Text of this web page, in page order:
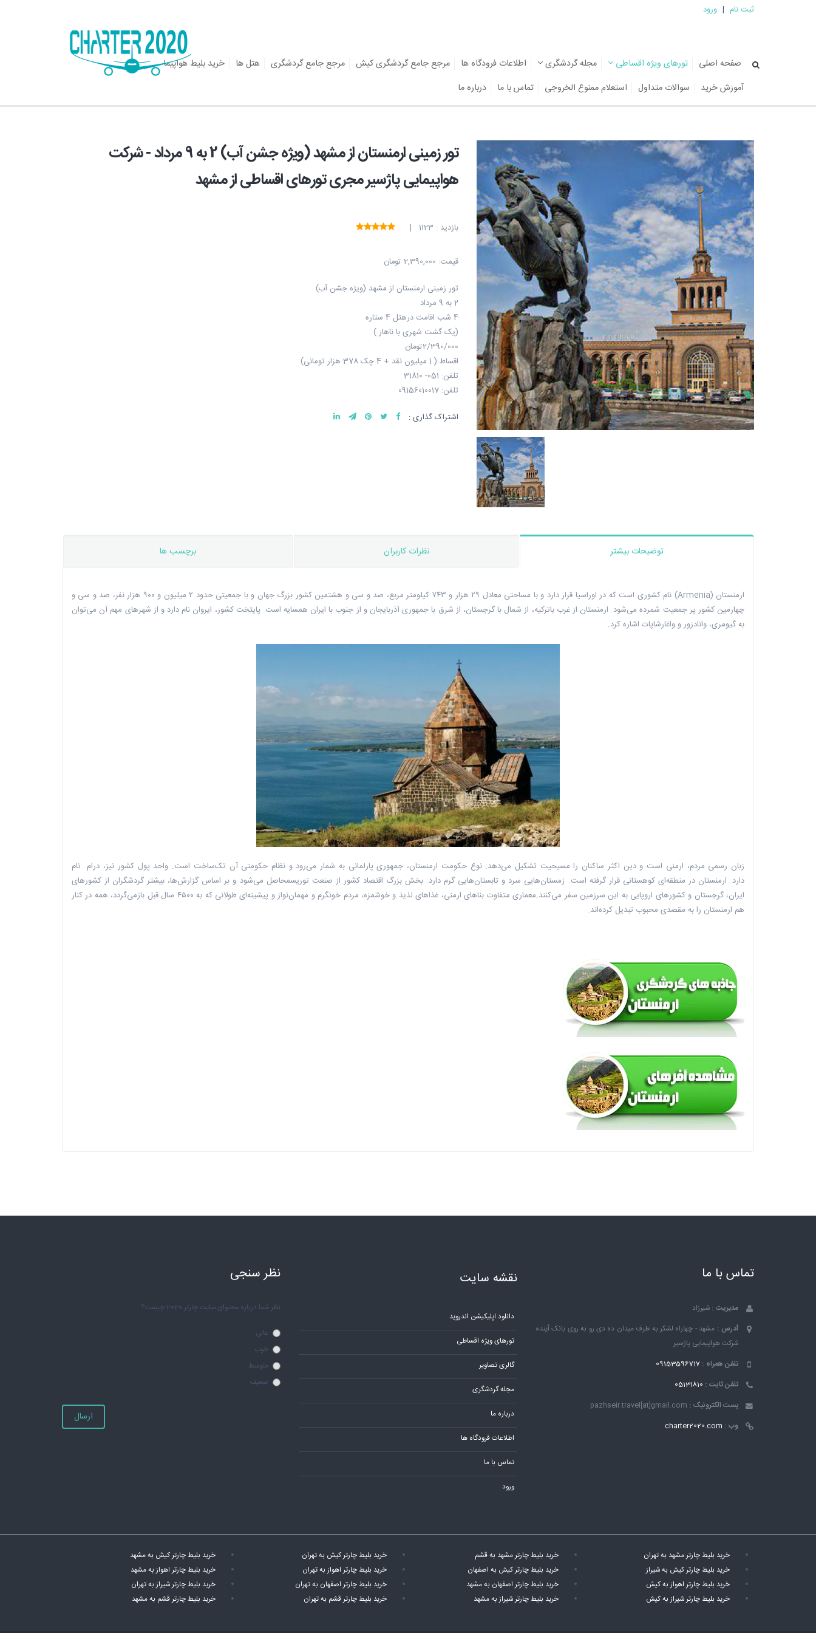
ثبت نام | ورود
صفحه اصلی تورهای ویژه اقساطی مجله گردشگری اطلاعات فرودگاه ها مرجع جامع گردشگری کیش مرجع جامع گردشگری هتل ها
خرید بلیط هواپیما
آموزش خرید
سوالات متداول استعلام ممنوع الخروجی تماس با ما درباره ما
تور زمینی ارمنستان از مشهد (ویژه جشن آب) 2 به 9 مرداد - شرکت
هواپیمایی پاژسیر مجری تورهای اقساطی از مشهد
بازدید : 1123 |
قیمت: 2,390,000 تومان
تور زمینی ارمنستان از مشهد (ویژه جشن آب)
2 به 9 مرداد
4 شب اقامت درهتل 4 ستاره
(یک گشت شهری با ناهار )
2/390/000تومان
اقساط ( 1 میلیون نقد + 4 چک 378 هزار تومانی)
تلفن: 051- 31810
تلفن: 09156010017
اشتراک گذاری :
توضیحات بیشتر نظرات کاربران برچسب ها
ارمنستان (Armenia) نام کشوری است که در اوراسیا قرار دارد و با مساحتی معادل ۲۹ هزار و ۷۴۳ کیلومتر مربع، صد و سی و هشتمین کشور بزرگ جهان و با جمعیتی حدود ۲ میلیون و ۹۰۰ هزار نفر، صد و سی و
چهارمین کشور پر جمعیت شمرده می‌شود. ارمنستان از غرب باترکیه، از شمال با گرجستان، از شرق با جمهوری آذربایجان و از جنوب با ایران همسایه است. پایتخت کشور، ایروان نام دارد و از شهرهای مهم آن می‌توان
به گیومری، وانادزور و واغارشاپات اشاره کرد.
زبان رسمی مردم، ارمنی است و دین اکثر ساکنان را مسیحیت تشکیل می‌دهد. نوع حکومت ارمنستان، جمهوری پارلمانی به شمار می‌رود و نظام حکومتی آن تک‌ساخت است. واحد پول کشور نیز، درام نام
دارد. ارمنستان در منطقه‌ای کوهستانی قرار گرفته است. زمستان‌هایی سرد و تابستان‌هایی گرم دارد. بخش بزرگ اقتصاد کشور از صنعت توریسمحاصل می‌شود و بر اساس گزارش‌ها، بیشتر گردشگران از کشورهای
ایران، گرجستان و کشورهای اروپایی به این سرزمین سفر می‌کنند.معماری متفاوت بناهای ارمنی، غذاهای لذیذ و خوشمزه، مردم خونگرم و مهمان‌نواز و پیشینه‌ای طولانی که به ۴۵۰۰ سال قبل بازمی‌گردد، همه در کنار
هم ارمنستان را به مقصدی محبوب تبدیل کرده‌اند.
تماس با ما
مدیریت : شیرزاد
آدرس : مشهد - چهاراه لشکر به طرف میدان ده دی رو به روی بانک ٱینده
شرکت هواپیمایی پاژسیر
تلفن همراه : 09153596717
تلفن ثابت : 05131810
پست الکترونیک : pazhseir.travel[at]gmail.com
وب : charter2020.com
نقشه سایت
دانلود اپلیکیشن اندروید
تورهای ویژه اقساطی
گالری تصاویر
مجله گردشگری
درباره ما
اطلاعات فرودگاه ها
تماس با ما
ورود
نظر سنجی
نظر شما درباره محتوای سایت چارتر 2020 چیست؟
عالی
خوب
متوسط
ضعیف
ارسال
خرید بلیط چارتر مشهد به تهران خرید بلیط چارتر مشهد به قشم خرید بلیط چارتر کیش به تهران
خرید بلیط چارتر کیش به مشهد
خرید بلیط چارتر کیش به شیراز
خرید بلیط چارتر کیش به اصفهان خرید بلیط چارتر اهواز به تهران
خرید بلیط چارتر اهواز به مشهد
خرید بلیط چارتر اهواز به کیش
خرید بلیط چارتر اصفهان به مشهد خرید بلیط چارتر اصفهان به تهران
خرید بلیط چارتر شیراز به تهران
خرید بلیط چارتر شیراز به کیش
خرید بلیط چارتر شیراز به مشهد خرید بلیط چارتر قشم به تهران خرید بلیط چارتر قشم به مشهد